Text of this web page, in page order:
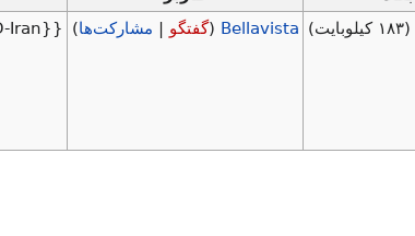
(۱۸۳ کیلوبایت) Bellavista
(گفتگو | مشارکت‌ها)
{{PD-Iran}}